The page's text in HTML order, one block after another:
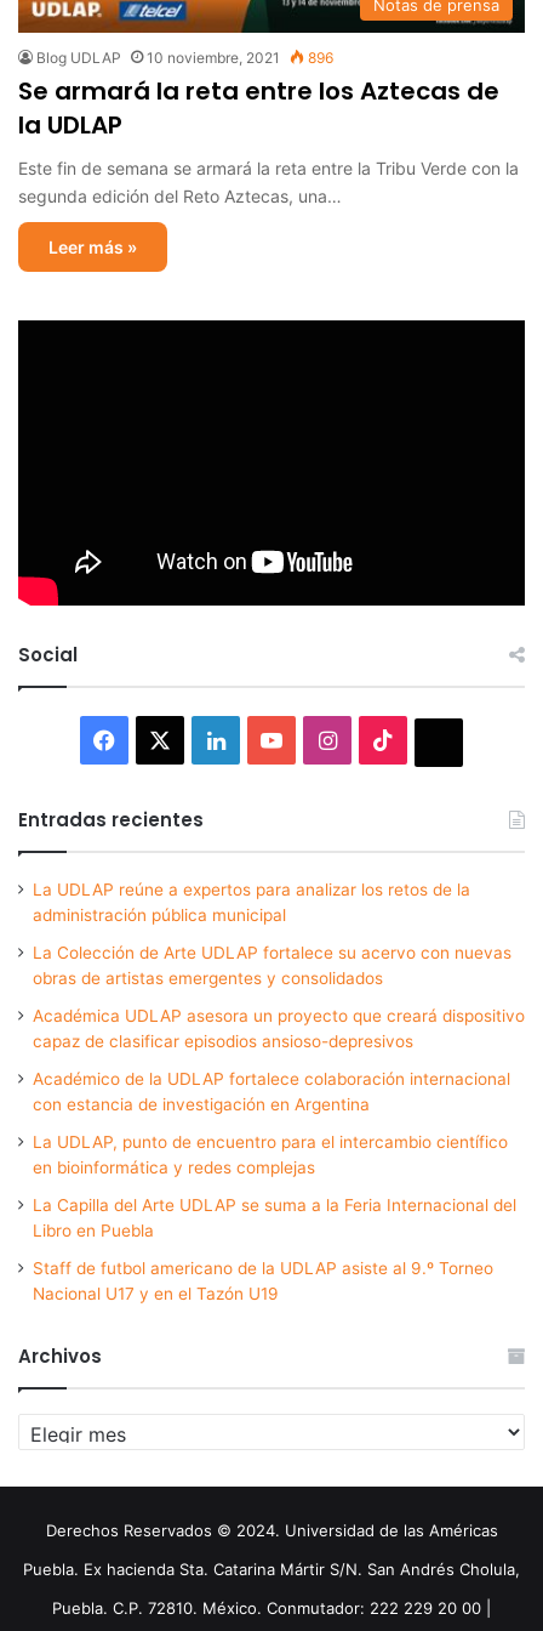
Notas de prensa
Blog UDLAP 10 noviembre, 2021 896
Se armará la reta entre los Aztecas de
la UDLAP
Este fin de semana se armará la reta entre la Tribu Verde con la
segunda edición del Reto Aztecas, una…
Leer más »
Social
Facebook LinkedInYouTubeInstagram
Entradas recientes
La UDLAP reúne a expertos para analizar los retos de la
administración pública municipal
La Colección de Arte UDLAP fortalece su acervo con nuevas
obras de artistas emergentes y consolidados
Académica UDLAP asesora un proyecto que creará dispositivo
capaz de clasificar episodios ansioso-depresivos
Académico de la UDLAP fortalece colaboración internacional
con estancia de investigación en Argentina
La UDLAP, punto de encuentro para el intercambio científico
en bioinformática y redes complejas
La Capilla del Arte UDLAP se suma a la Feria Internacional del
Libro en Puebla
Staff de futbol americano de la UDLAP asiste al 9.º Torneo
Nacional U17 y en el Tazón U19
Archivos
Archivos
Derechos Reservados © 2024. Universidad de las Américas
Puebla. Ex hacienda Sta. Catarina Mártir S/N. San Andrés Cholula,
Puebla. C.P. 72810. México. Conmutador: 222 229 20 00 |